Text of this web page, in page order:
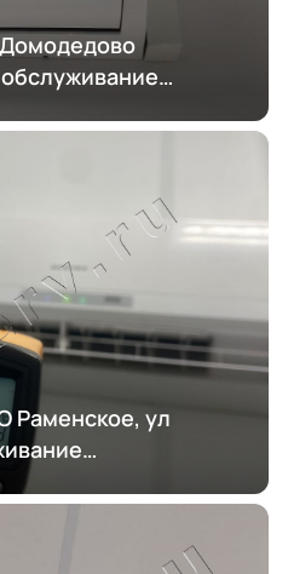
Раменское, ул